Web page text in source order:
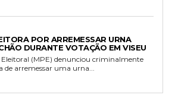
POR ARREMESSAR URNA
DURANTE VOTAÇÃO EM VISEU
(MPE) denunciou criminalmente
de arremessar uma urna...